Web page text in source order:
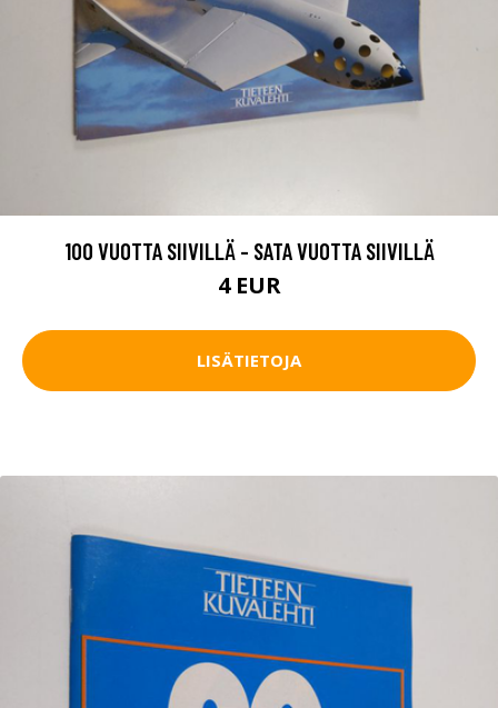
100 VUOTTA SIIVILLÄ - SATA VUOTTA SIIVILLÄ
4 EUR
LISÄTIETOJA